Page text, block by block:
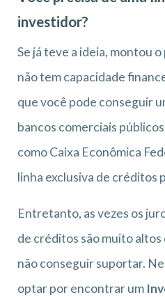
investidor?
Se já teve a ideia, montou
não tem capacidade
que você pode conseguir
bancos comerciais
como Caixa Econômica
linha exclusiva de créditos
Entretanto, as vezes os
de créditos são muito altos
não conseguir suportar.
optar por encontrar um